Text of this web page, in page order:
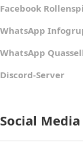
Facebook
WhatsApp
WhatsApp
Discord-Server
Social Media